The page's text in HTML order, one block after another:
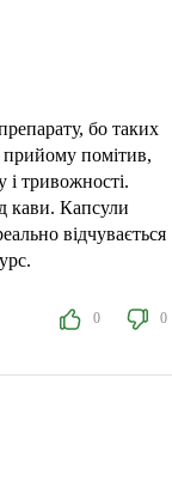
бо таких
прийому помітив,
і тривожності.
кави. Капсули
відчувається
0 0